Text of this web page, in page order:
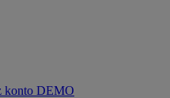
konto DEMO